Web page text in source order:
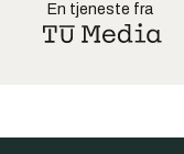
En tjeneste fra